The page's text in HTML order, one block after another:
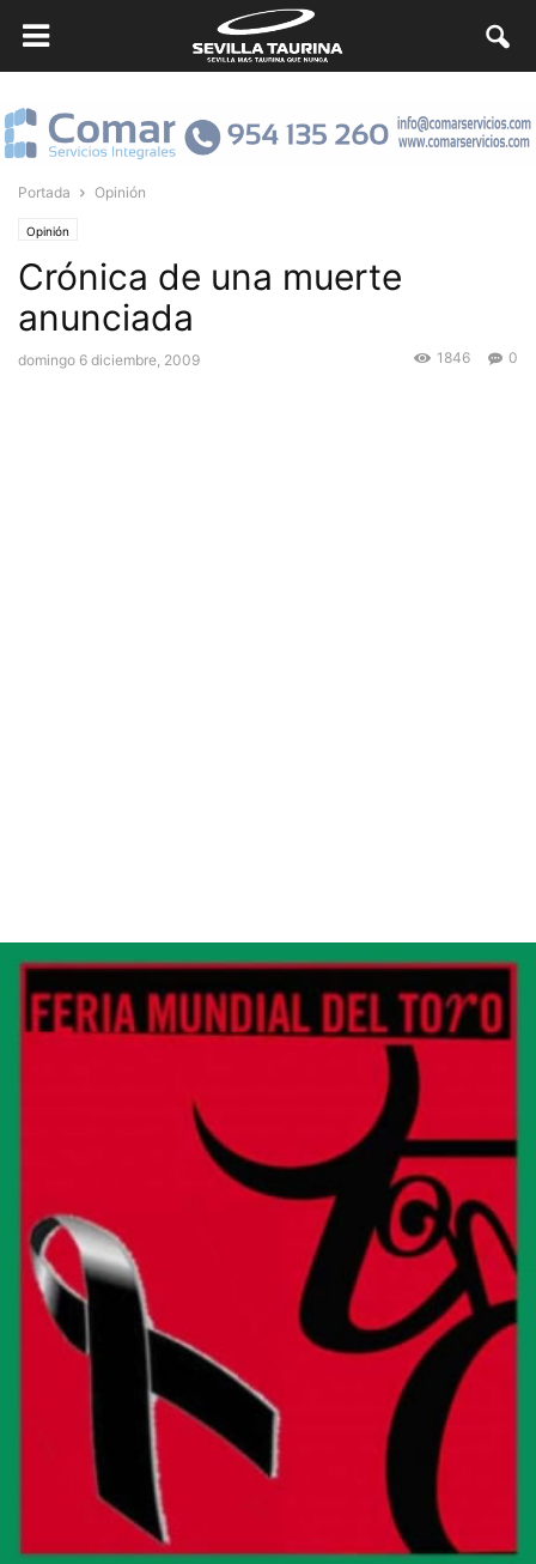
Portada Opinión
Opinión
Crónica de una muerte
anunciada
domingo 6 diciembre, 2009 0
1846